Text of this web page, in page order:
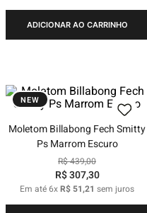
ADICIONAR AO CARRINHO
NEW
Moletom Billabong Fech Smitty
Ps Marrom Escuro
R$439,00
R$307,30
Em até6xR$ 51,21 sem juros